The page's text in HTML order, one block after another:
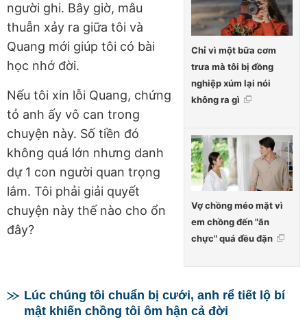
Chỉ vì một bữa cơm
trưa mà tôi bị đồng
nghiệp xúm lại nói
không ra gì
Vợ chồng méo mặt vì
em chồng đến "ăn
chực" quá đều đặn
người ghi. Bây giờ, mâu
thuẫn xảy ra giữa tôi và
Quang mới giúp tôi có bài
học nhớ đời.
Nếu tôi xin lỗi Quang, chứng
tỏ anh ấy vô can trong
chuyện này. Số tiền đó
không quá lớn nhưng danh
dự 1 con người quan trọng
lắm. Tôi phải giải quyết
chuyện này thế nào cho ổn
đây?
Lúc chúng tôi chuẩn bị cưới, anh rể tiết lộ bí
mật khiến chồng tôi ôm hận cả đời